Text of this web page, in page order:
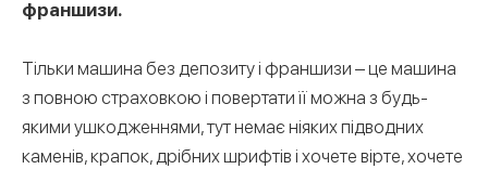
франшизи.
Тільки машина без депозиту і франшизи – це машина
з повною страховкою і повертати її можна з будь-
якими ушкодженнями, тут немає ніяких підводних
каменів, крапок, дрібних шрифтів і хочете вірте, хочете